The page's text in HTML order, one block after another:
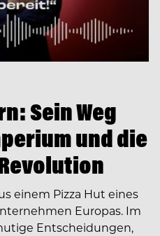
Sein Weg
und die
einem Pizza Hut eines
Europas. Im
Entscheidungen,